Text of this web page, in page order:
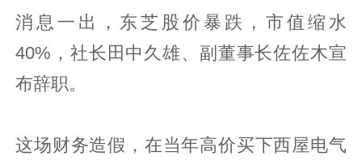
消息一出，东芝股价暴跌，市值缩水
40%，社长田中久雄、副董事长佐佐木宣
布辞职。
这场财务造假，在当年高价买下西屋电气